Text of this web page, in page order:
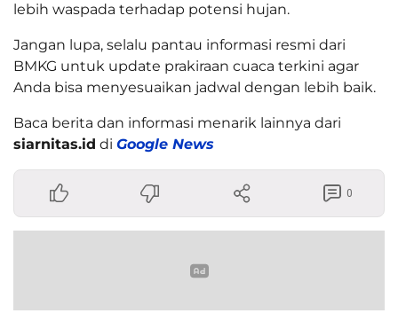
lebih waspada terhadap potensi hujan.
Jangan lupa, selalu pantau informasi resmi dari
BMKG untuk update prakiraan cuaca terkini agar
Anda bisa menyesuaikan jadwal dengan lebih baik.
Baca berita dan informasi menarik lainnya dari
siarnitas.id di Google News
0